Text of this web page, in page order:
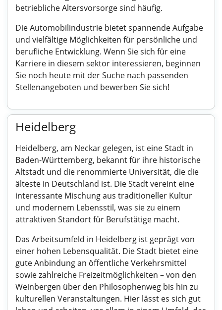
betriebliche Altersvorsorge sind häufig.
Die Automobilindustrie bietet spannende Aufgabe
und vielfältige Möglichkeiten für persönliche und
berufliche Entwicklung. Wenn Sie sich für eine
Karriere in diesem sektor interessieren, beginnen
Sie noch heute mit der Suche nach passenden
Stellenangeboten und bewerben Sie sich!
Heidelberg
Heidelberg, am Neckar gelegen, ist eine Stadt in
Baden-Württemberg, bekannt für ihre historische
Altstadt und die renommierte Universität, die die
älteste in Deutschland ist. Die Stadt vereint eine
interessante Mischung aus traditioneller Kultur
und modernem Lebensstil, was sie zu einem
attraktiven Standort für Berufstätige macht.
Das Arbeitsumfeld in Heidelberg ist geprägt von
einer hohen Lebensqualität. Die Stadt bietet eine
gute Anbindung an öffentliche Verkehrsmittel
sowie zahlreiche Freizeitmöglichkeiten – von den
Weinbergen über den Philosophenweg bis hin zu
kulturellen Veranstaltungen. Hier lässt es sich gut